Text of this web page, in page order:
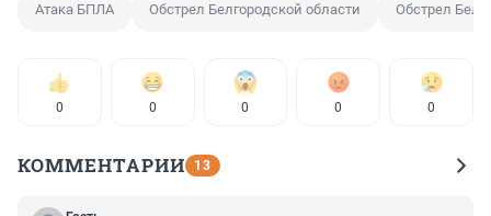
Атака БПЛА Обстрел Белгородской области Обстрел
0 0 0 0 0
КОММЕНТАРИИ 13